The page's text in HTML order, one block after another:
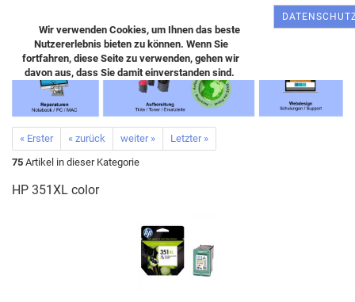
Wir verwenden Cookies, um Ihnen das beste
Nutzererlebnis bieten zu können. Wenn Sie
fortfahren, diese Seite zu verwenden, gehen wir
davon aus, dass Sie damit einverstanden sind.
« Erster « zurück weiter »
Letzter »
75 Artikel in dieser Kategorie
HP 351XL color